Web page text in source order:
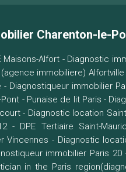
Charenton-le-
Maisons-Alfort - Diagnostic
immobiliere) Alfortville
- Diagnostiqueur immobilier
- Punaise de lit Paris-
- Diagnostic location
- DPE Tertiaire Saint-
Vincennes - Diagnostic
immobilier Paris 20
in the Paris